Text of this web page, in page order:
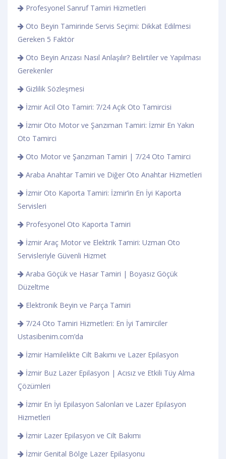
Profesyonel Sanruf Tamiri Hizmetleri
Oto Beyin Tamirinde Servis Seçimi: Dikkat Edilmesi
Gereken 5 Faktör
Oto Beyin Arızası Nasıl Anlaşılır? Belirtiler ve Yapılması
Gerekenler
Gizlilik Sözleşmesi
İzmir Acil Oto Tamiri: 7/24 Açık Oto Tamircisi
İzmir Oto Motor ve Şanzıman Tamiri: İzmir En Yakın
Oto Tamirci
Oto Motor ve Şanzıman Tamiri | 7/24 Oto Tamirci
Araba Anahtar Tamiri ve Diğer Oto Anahtar Hizmetleri
İzmir Oto Kaporta Tamiri: İzmir’in En İyi Kaporta
Servisleri
Profesyonel Oto Kaporta Tamiri
İzmir Araç Motor ve Elektrik Tamiri: Uzman Oto
Servisleriyle Güvenli Hizmet
Araba Göçük ve Hasar Tamiri | Boyasız Göçük
Düzeltme
Elektronik Beyin ve Parça Tamiri
7/24 Oto Tamiri Hizmetleri: En İyi Tamirciler
Ustasibenim.com’da
İzmir Hamilelikte Cilt Bakımı ve Lazer Epilasyon
İzmir Buz Lazer Epilasyon | Acısız ve Etkili Tüy Alma
Çözümleri
İzmir En İyi Epilasyon Salonları ve Lazer Epilasyon
Hizmetleri
İzmir Lazer Epilasyon ve Cilt Bakımı
İzmir Genital Bölge Lazer Epilasyonu